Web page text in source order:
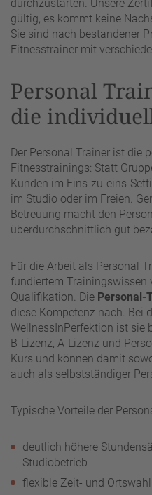
durchzustarten. Unsere
gültig, es kommt keine
Sie sind nach bestandener
Fitnesstrainer mit
Personal
die
Der Personal Trainer ist die
Fitnesstrainings: Statt
Kunden im Eins-zu-eins-
im Studio oder im Freien.
Betreuung macht den
überdurchschnittlich gut
Für die Arbeit als Personal
fundiertem Trainingswissen
Qualifikation. Die Personal-
diese Kompetenz nach. Bei
WellnessInPerfektion ist sie
B-Lizenz, A-Lizenz und
Kurs und können damit
auch als selbstständiger
Typische Vorteile der
deutlich höhere
Studiobetrieb
flexible Zeit- und Ortswahl